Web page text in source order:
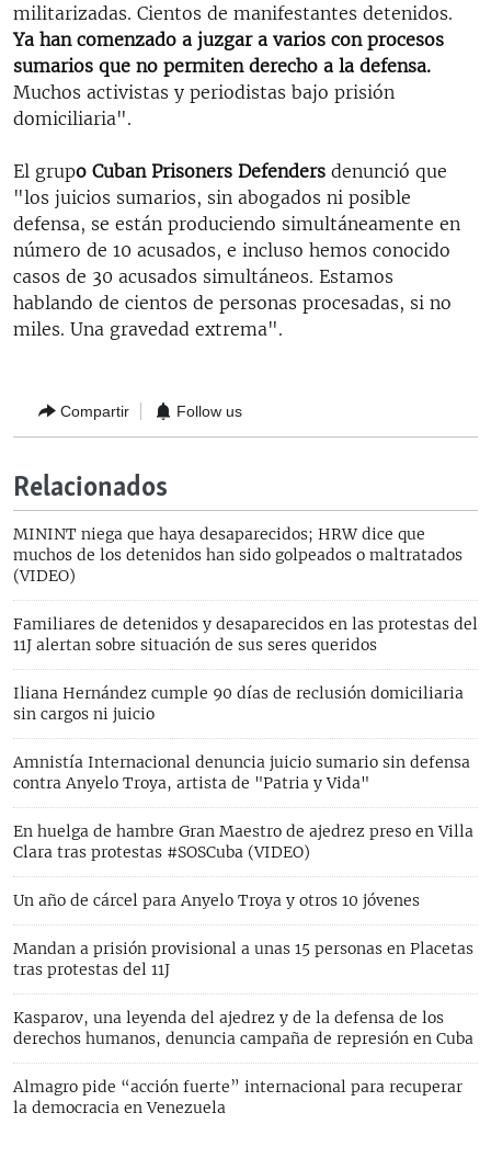
militarizadas. Cientos de manifestantes detenidos.
Ya han comenzado a juzgar a varios con procesos
sumarios que no permiten derecho a la defensa.
Muchos activistas y periodistas bajo prisión
domiciliaria".​
El grupo Cuban Prisoners Defenders denunció que
"los juicios sumarios, sin abogados ni posible
defensa, se están produciendo simultáneamente en
número de 10 acusados, e incluso hemos conocido
casos de 30 acusados simultáneos. Estamos
hablando de cientos de personas procesadas, si no
miles. Una gravedad extrema".
Compartir Follow us
Relacionados
MININT niega que haya desaparecidos; HRW dice que
muchos de los detenidos han sido golpeados o maltratados
(VIDEO)
Familiares de detenidos y desaparecidos en las protestas del
11J alertan sobre situación de sus seres queridos
Iliana Hernández cumple 90 días de reclusión domiciliaria
sin cargos ni juicio
Amnistía Internacional denuncia juicio sumario sin defensa
contra Anyelo Troya, artista de "Patria y Vida"
En huelga de hambre Gran Maestro de ajedrez preso en Villa
Clara tras protestas #SOSCuba (VIDEO)
Un año de cárcel para Anyelo Troya y otros 10 jóvenes
Mandan a prisión provisional a unas 15 personas en Placetas
tras protestas del 11J
Kasparov, una leyenda del ajedrez y de la defensa de los
derechos humanos, denuncia campaña de represión en Cuba
Almagro pide “acción fuerte” internacional para recuperar
la democracia en Venezuela